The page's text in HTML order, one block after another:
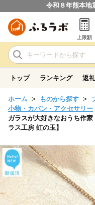
令和８年熊本地
上限額
トップ ランキング 返
ホーム ものから探す
小物・カバン・アクセサリー
ガラスが大好きなおうち作
ラス工房 虹の玉】